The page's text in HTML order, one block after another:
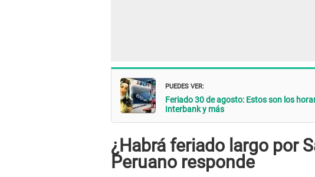
PUEDES VER:
Feriado 30 de agosto: Estos son los
Interbank y más
¿Habrá feriado largo por
Peruano responde